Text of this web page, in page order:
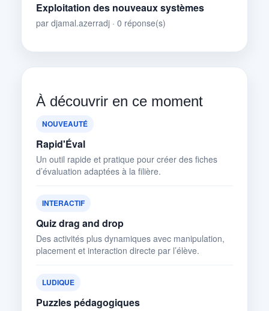
Exploitation des nouveaux systèmes
par djamal.azerradj · 0 réponse(s)
À découvrir en ce moment
NOUVEAUTÉ
Rapid'Éval
Un outil rapide et pratique pour créer des fiches
d’évaluation adaptées à la filière.
INTERACTIF
Quiz drag and drop
Des activités plus dynamiques avec manipulation,
placement et interaction directe par l’élève.
LUDIQUE
Puzzles pédagogiques